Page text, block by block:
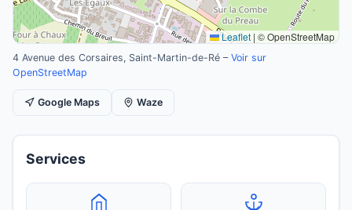
Leaflet | © OpenStreetMap
4 Avenue des Corsaires, Saint-Martin-de-Ré – Voir sur
OpenStreetMap
Google Maps Waze
Services